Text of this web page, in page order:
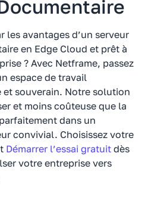
les avantages d’un serveur
en Edge Cloud et prêt à
? Avec Netframe, passez
espace de travail
et souverain. Notre solution
et moins coûteuse que la
dans un
convivial. Choisissez votre
Démarrer l’essai gratuit dès
votre entreprise vers